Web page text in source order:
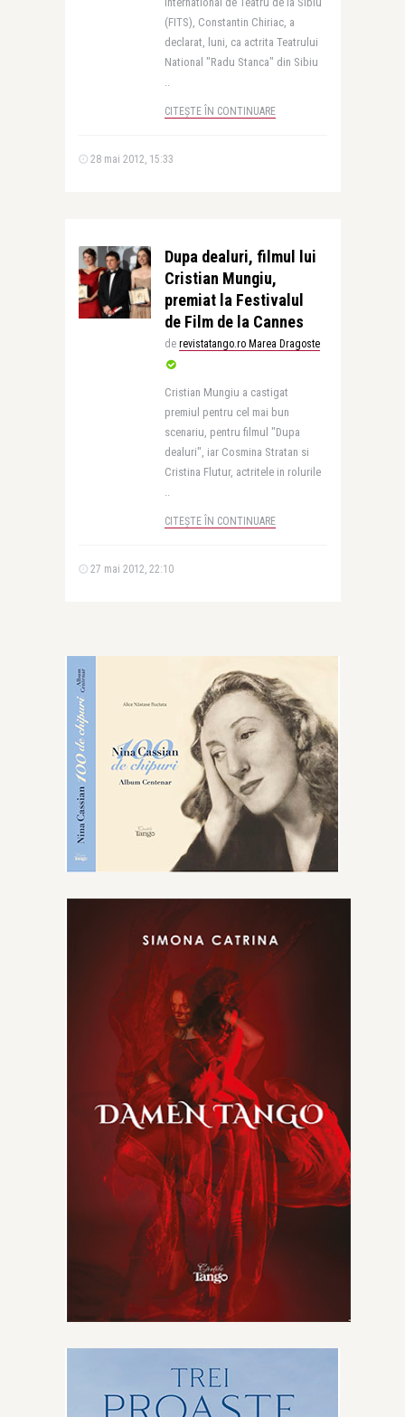
(FITS), Constantin Chiriac, a
declarat, luni, ca actrita Teatrului
National "Radu Stanca" din Sibiu
..
CITEȘTE ÎN CONTINUARE
28 mai 2012, 15:33
Dupa dealuri, filmul lui
Cristian Mungiu,
premiat la Festivalul
de Film de la Cannes
de revistatango.ro Marea Dragoste
Cristian Mungiu a castigat
premiul pentru cel mai bun
scenariu, pentru filmul "Dupa
dealuri", iar Cosmina Stratan si
Cristina Flutur, actritele in rolurile
..
CITEȘTE ÎN CONTINUARE
27 mai 2012, 22:10